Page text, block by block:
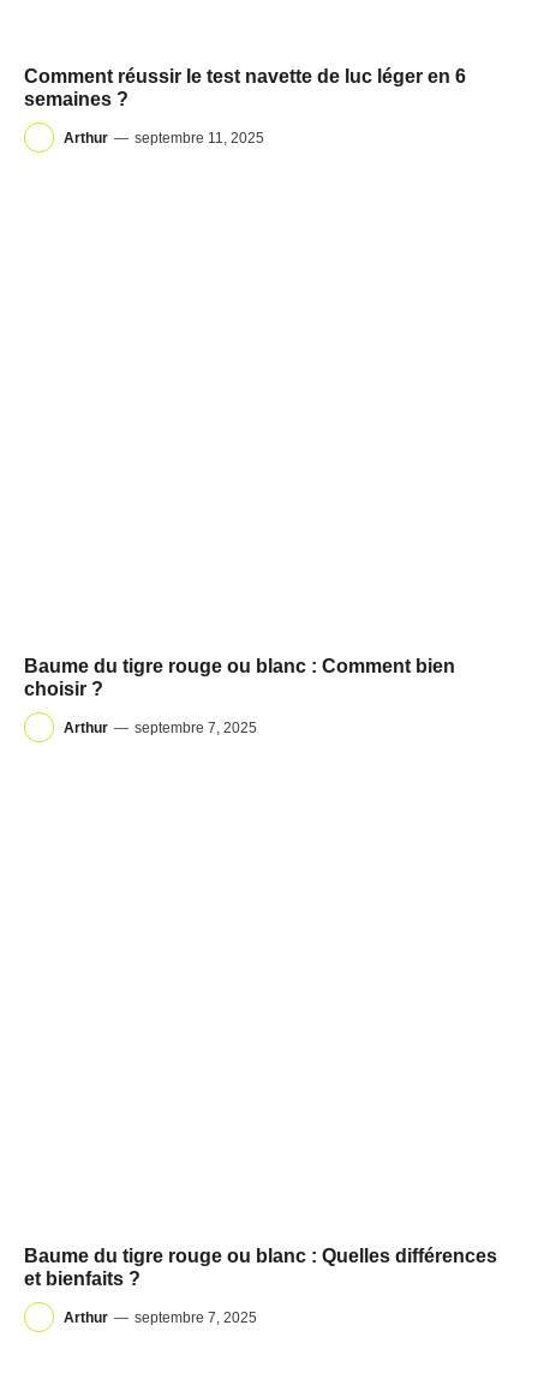
Comment réussir le test navette de luc léger en 6
semaines ?
Arthur — septembre 11, 2025
Baume du tigre rouge ou blanc : Comment bien
choisir ?
Arthur — septembre 7, 2025
Baume du tigre rouge ou blanc : Quelles différences
et bienfaits ?
Arthur — septembre 7, 2025